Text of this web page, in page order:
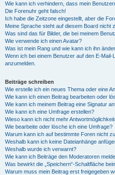
Wie kann ich verhindern, dass mein
Die Forenuhr geht falsch!
Ich habe die Zeitzone eingestellt, aber die
Meine Sprache steht auf diesem Board nicht
Was sind das für Bilder, die bei meinem
Wie verwende ich einen Avatar?
Was ist mein Rang und wie kann ich ihn
Wenn ich bei einem Benutzer auf den E-
anzumelden.
Beiträge schreiben
Wie erstelle ich ein neues Thema oder eine
Wie kann ich einen Beitrag bearbeiten oder
Wie kann ich meinem Beitrag eine Signatur
Wie kann ich eine Umfrage erstellen?
Wieso kann ich nicht mehr
Wie bearbeite oder lösche ich eine Umfrage?
Warum kann ich auf bestimmte Foren nicht
Weshalb kann ich keine Dateianhänge
Weshalb wurde ich verwarnt?
Wie kann ich Beiträge den Moderatoren
Was bewirkt die „Speichern“-Schaltfläche
Warum muss mein Beitrag erst freigegeben